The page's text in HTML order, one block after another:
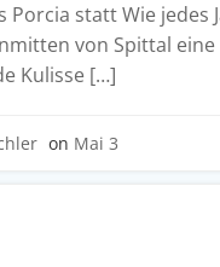
Porcia statt Wie jedes
von Spittal eine
Kulisse […]
on Mai 3